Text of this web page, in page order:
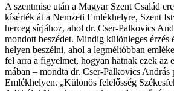
A szentmise után a Magyar Szent Család
kísérték át a Nemzeti Emlékhelyre, Szent
herceg sírjához, ahol dr. Cser-Palkovics
mondott beszédet. Mindig különleges érzés
helyen beszélni, ahol a legméltóbban
fel arra a figyelmet, hogyan hatnak ezek az
mában – mondta dr. Cser-Palkovics András
Emlékhelyen. „Különös felelősség